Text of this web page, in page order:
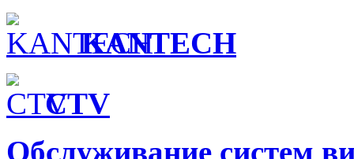
KANTECH
CTV
Обслуживание систем